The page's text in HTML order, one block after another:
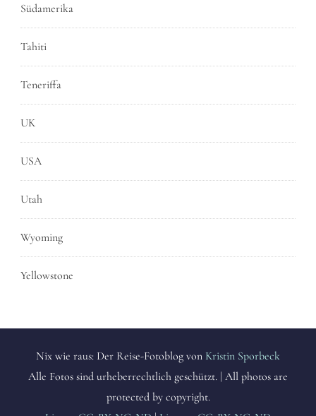
Südamerika
Tahiti
Teneriffa
UK
USA
Utah
Wyoming
Yellowstone
Nix wie raus: Der Reise-Fotoblog von Kristin Sporbeck
Alle Fotos sind urheberrechtlich geschützt. | All photos are
protected by copyright.